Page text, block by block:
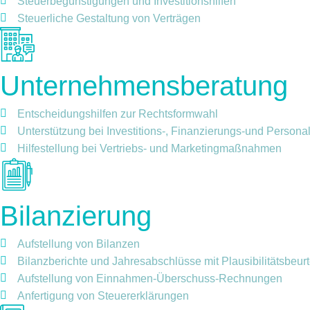
Steuerliche Gestaltung von Verträgen
Unternehmensberatung
Entscheidungshilfen zur Rechtsformwahl
Unterstützung bei Investitions-, Finanzierungs-und
Hilfestellung bei Vertriebs- und Marketingmaßnahmen
Bilanzierung
Aufstellung von Bilanzen
Bilanzberichte und Jahresabschlüsse mit
Aufstellung von Einnahmen-Überschuss-Rechnungen
Anfertigung von Steuererklärungen